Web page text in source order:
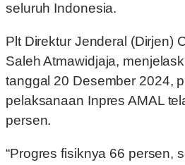
seluruh Indonesia.
Plt Direktur Jenderal (Dirjen)
Saleh Atmawidjaja,
tanggal 20 Desember 2024,
pelaksanaan Inpres AMAL
persen.
“Progres fisiknya 66 persen,